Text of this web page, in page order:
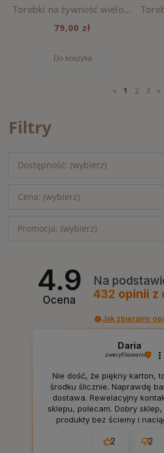
Torebki na żywność wielokrotnego użytku KEITH Liewood - CRAB / SANDY
79,00 zł
Do koszyka
« 1 2 3 »
Filtry
Dostępność: (wybierz)
Cena: (wybierz)
Promocja: (wybierz)
4.9
Ocena
Na
432 opinii z
Jak zbieramy
Daria
zweryfikowano
Nie dość, że piękny karton,
środku ślicznie. Naprawdę
dostawa. Rewelacyjny
sklepu, polecam. Dobry
produkty bez ściemy i
2 2